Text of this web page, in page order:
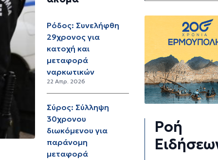
Ρόδος: Συνελήφθη
29χρονος για
κατοχή και
μεταφορά
ναρκωτικών
22 Απρ. 2026
Σύρος: Σύλληψη
30χρονου
διωκόμενου για
παράνομη
μεταφορά
Ροή